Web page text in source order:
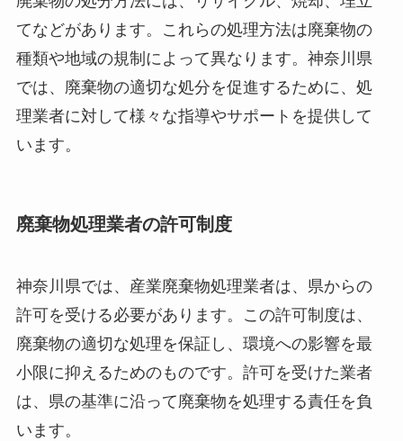
てなどがあります。これらの処理方法は廃棄物の
種類や地域の規制によって異なります。神奈川県
では、廃棄物の適切な処分を促進するために、処
理業者に対して様々な指導やサポートを提供して
います。
廃棄物処理業者の許可制度
神奈川県では、産業廃棄物処理業者は、県からの
許可を受ける必要があります。この許可制度は、
廃棄物の適切な処理を保証し、環境への影響を最
小限に抑えるためのものです。許可を受けた業者
は、県の基準に沿って廃棄物を処理する責任を負
います。